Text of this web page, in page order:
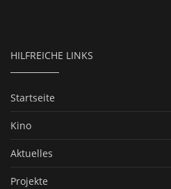
HILFREICHE LINKS
Startseite
Kino
Aktuelles
Projekte